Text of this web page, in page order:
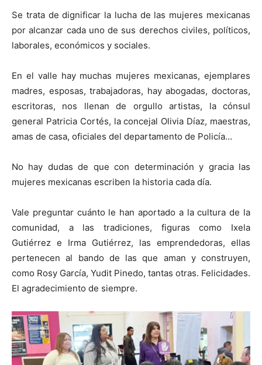
Se trata de dignificar la lucha de las mujeres mexicanas
por alcanzar cada uno de sus derechos civiles, políticos,
laborales, económicos y sociales.
En el valle hay muchas mujeres mexicanas, ejemplares
madres, esposas, trabajadoras, hay abogadas, doctoras,
escritoras, nos llenan de orgullo artistas, la cónsul
general Patricia Cortés, la concejal Olivia Díaz, maestras,
amas de casa, oficiales del departamento de Policía…
No hay dudas de que con determinación y gracia las
mujeres mexicanas escriben la historia cada día.
Vale preguntar cuánto le han aportado a la cultura de la
comunidad, a las tradiciones, figuras como Ixela
Gutiérrez e Irma Gutiérrez, las emprendedoras, ellas
pertenecen al bando de las que aman y construyen,
como Rosy García, Yudit Pinedo, tantas otras. Felicidades.
El agradecimiento de siempre.